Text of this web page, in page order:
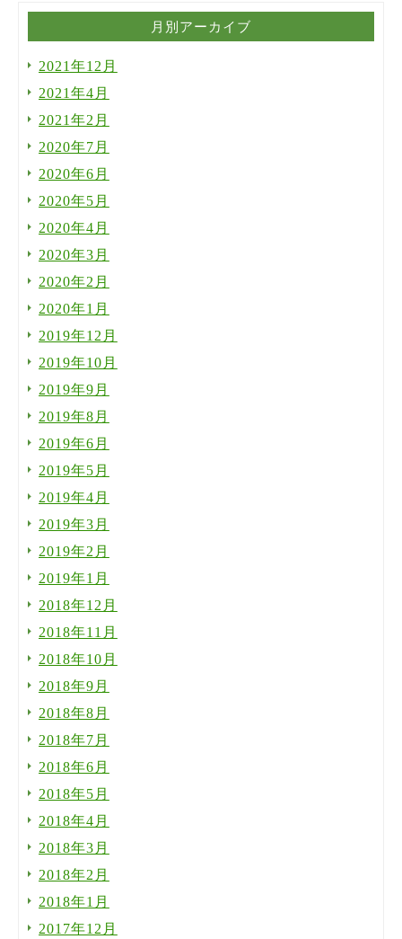
月別アーカイブ
2021年12月
2021年4月
2021年2月
2020年7月
2020年6月
2020年5月
2020年4月
2020年3月
2020年2月
2020年1月
2019年12月
2019年10月
2019年9月
2019年8月
2019年6月
2019年5月
2019年4月
2019年3月
2019年2月
2019年1月
2018年12月
2018年11月
2018年10月
2018年9月
2018年8月
2018年7月
2018年6月
2018年5月
2018年4月
2018年3月
2018年2月
2018年1月
2017年12月